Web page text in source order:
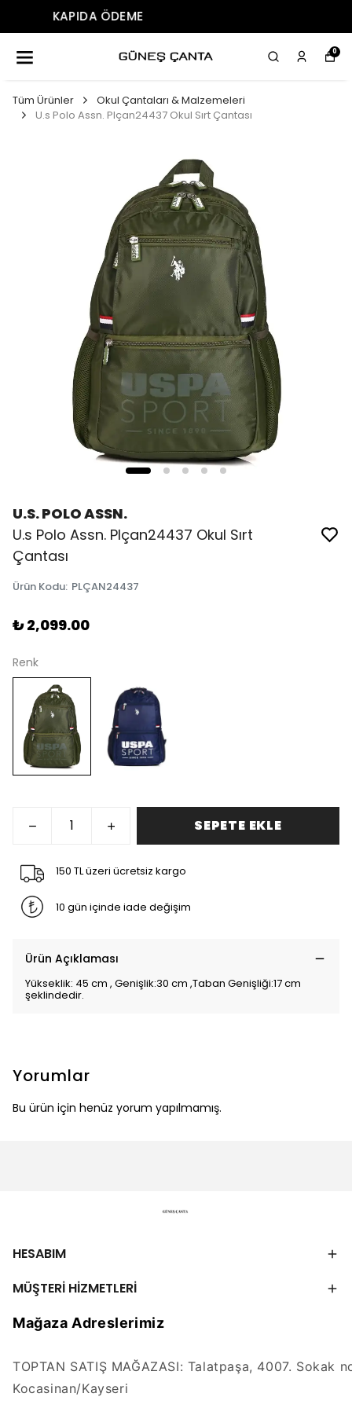
ÜCRETSIZ KARGO
0
Tüm Ürünler
Okul Çantaları & Malzemeleri
U.s Polo Assn. Plçan24437 Okul Sırt Çantası
U.S. POLO ASSN.
U.s Polo Assn. Plçan24437 Okul Sırt
Çantası
Ürün Kodu: PLÇAN24437
₺ 2,099.00
Renk
SEPETE EKLE
150 TL üzeri ücretsiz kargo
10 gün içinde iade değişim
Ürün Açıklaması
Yükseklik: 45 cm , Genişlik:30 cm ,Taban Genişliği:17 cm
şeklindedir.
Yorumlar
Bu ürün için henüz yorum yapılmamış.
HESABIM
MÜŞTERİ HİZMETLERİ
Mağaza Adreslerimiz
TOPTAN SATIŞ MAĞAZASI: Talatpaşa, 4007. Sokak
Kocasinan/Kayseri